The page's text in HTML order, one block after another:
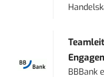
BBBank